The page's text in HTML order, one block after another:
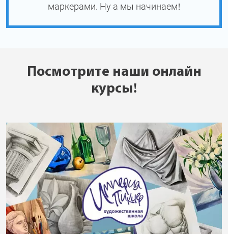
маркерами. Ну а мы начинаем!
Посмотрите наши онлайн
курсы!